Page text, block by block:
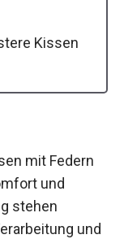
Kissen
mit Federn
und
stehen
und